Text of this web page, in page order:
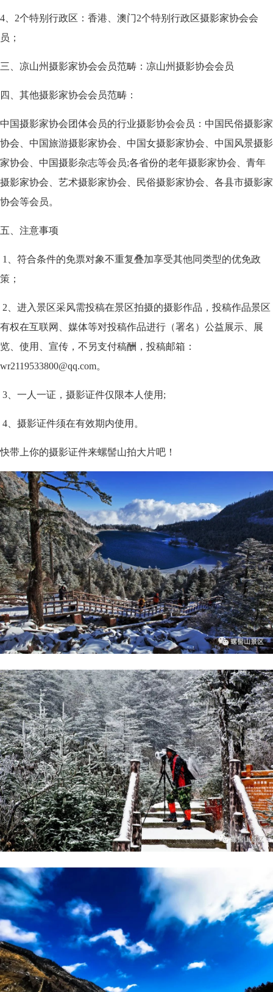
4、2个特别行政区：香港、澳门2个特别行政区摄影家协会会
员；
三、凉山州摄影家协会会员范畴：凉山州摄影协会会员
四、其他摄影家协会会员范畴：
中国摄影家协会团体会员的行业摄影协会会员：中国民俗摄影家
协会、中国旅游摄影家协会、中国女摄影家协会、中国风景摄影
家协会、中国摄影杂志等会员;各省份的老年摄影家协会、青年
摄影家协会、艺术摄影家协会、民俗摄影家协会、各县市摄影家
协会等会员。
五、注意事项
1、符合条件的免票对象不重复叠加享受其他同类型的优免政
策；
2、进入景区采风需投稿在景区拍摄的摄影作品，投稿作品景区
有权在互联网、媒体等对投稿作品进行（署名）公益展示、展
览、使用、宣传，不另支付稿酬，投稿邮箱：
wr2119533800@qq.com。
3、一人一证，摄影证件仅限本人使用;
4、摄影证件须在有效期内使用。
快带上你的摄影证件来螺髻山拍大片吧！